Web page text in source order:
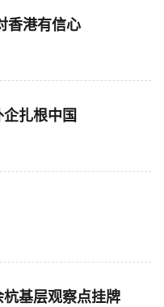
香港有信心
企扎根中国
基层观察点挂牌